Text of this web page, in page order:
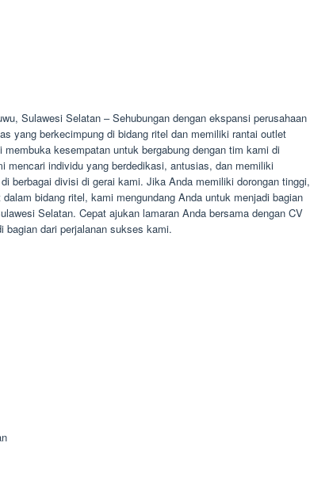
Sulawesi Selatan – Sehubungan dengan ekspansi perusahaan
yang berkecimpung di bidang ritel dan memiliki rantai outlet
kesempatan untuk bergabung dengan tim kami di
mencari individu yang berdedikasi, antusias, dan memiliki
berbagai divisi di gerai kami. Jika Anda memiliki dorongan tinggi,
bidang ritel, kami mengundang Anda untuk menjadi bagian
Selatan. Cepat ajukan lamaran Anda bersama dengan CV
bagian dari perjalanan sukses kami.